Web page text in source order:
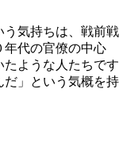
う気持ちは、戦前戦
年代の官僚の中心
ような人たちです
だ」という気概を持